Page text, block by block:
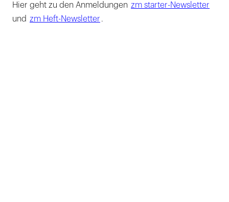
Hier geht zu den Anmeldungen zm starter-Newsletter
und zm Heft-Newsletter .